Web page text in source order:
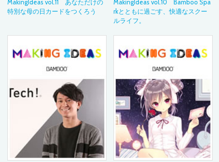
MakingIdeas vol.11 あなただけの
特別な母の日カードをつくろう
MakingIdeas vol.10 Bamboo Spa
rkとともに過ごす、快適なスクー
ルライフ。